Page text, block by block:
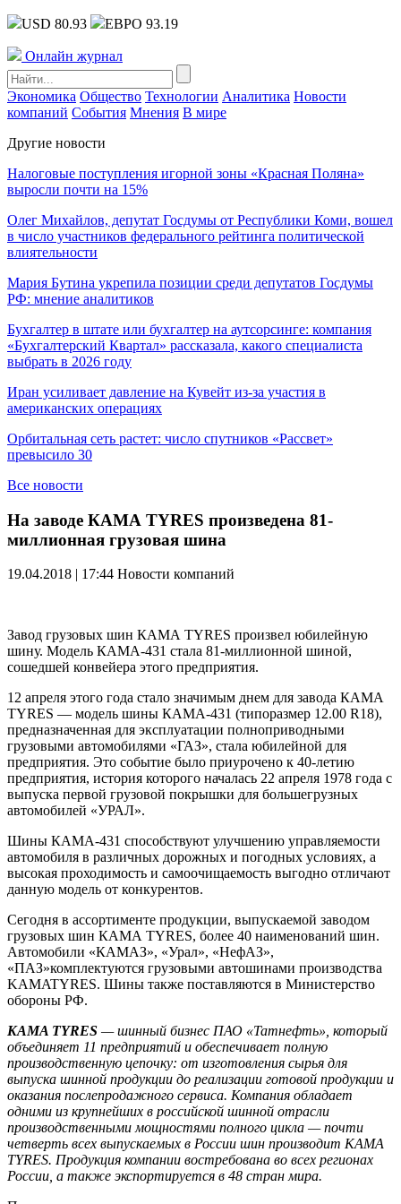
USD 80.93 ЕВРО 93.19
Онлайн журнал
Экономика Общество Технологии Аналитика Новости
компаний События Мнения В мире
Другие новости
Налоговые поступления игорной зоны «Красная Поляна»
выросли почти на 15%
Олег Михайлов, депутат Госдумы от Республики Коми, вошел
в число участников федерального рейтинга политической
влиятельности
Мария Бутина укрепила позиции среди депутатов Госдумы
РФ: мнение аналитиков
Бухгалтер в штате или бухгалтер на аутсорсинге: компания
«Бухгалтерский Квартал» рассказала, какого специалиста
выбрать в 2026 году
Иран усиливает давление на Кувейт из-за участия в
американских операциях
Орбитальная сеть растет: число спутников «Рассвет»
превысило 30
Все новости
На заводе КАМА TYRES произведена 81-
миллионная грузовая шина
19.04.2018 | 17:44 Новости компаний
Завод грузовых шин КАМА TYRES произвел юбилейную
шину. Модель КАМА-431 стала 81-миллионной шиной,
сошедшей конвейера этого предприятия.
12 апреля этого года стало значимым днем для завода КАМА
TYRES — модель шины КАМА-431 (типоразмер 12.00 R18),
предназначенная для эксплуатации полноприводными
грузовыми автомобилями «ГАЗ», стала юбилейной для
предприятия. Это событие было приурочено к 40-летию
предприятия, история которого началась 22 апреля 1978 года с
выпуска первой грузовой покрышки для большегрузных
автомобилей «УРАЛ».
Шины КАМА-431 способствуют улучшению управляемости
автомобиля в различных дорожных и погодных условиях, а
высокая проходимость и самоочищаемость выгодно отличают
данную модель от конкурентов.
Сегодня в ассортименте продукции, выпускаемой заводом
грузовых шин КАМА TYRES, более 40 наименований шин.
Автомобили «КАМАЗ», «Урал», «НефАЗ»,
«ПАЗ»комплектуются грузовыми автошинами производства
KAMATYRES. Шины также поставляются в Министерство
обороны РФ.
KAMA TYRES — шинный бизнес ПАО «Татнефть», который
объединяет 11 предприятий и обеспечивает полную
производственную цепочку: от изготовления сырья для
выпуска шинной продукции до реализации готовой продукции и
оказания послепродажного сервиса. Компания обладает
одними из крупнейших в российской шинной отрасли
производственными мощностями полного цикла — почти
четверть всех выпускаемых в России шин производит KAMA
TYRES. Продукция компании востребована во всех регионах
России, а также экспортируется в 48 стран мира.